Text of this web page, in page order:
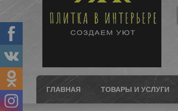
ГЛАВНАЯ ТОВАРЫ И УСЛУГИ